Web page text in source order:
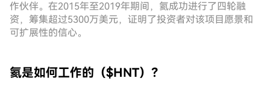
作伙伴。在2015年至2019年期间，氦成功进行了四轮融
资，筹集超过5300万美元，证明了投资者对该项目愿景和
可扩展性的信心。
氦是如何工作的（$HNT）？